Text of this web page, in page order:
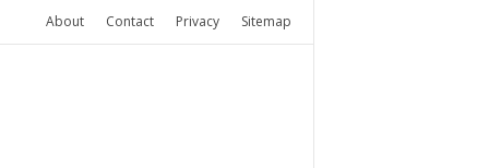
About Contact Privacy Sitemap